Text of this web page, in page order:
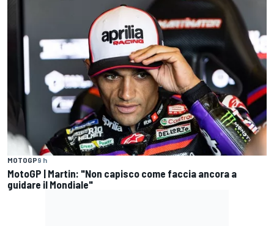
MOTOGP9 h
MotoGP | Martin: "Non capisco come faccia ancora a
guidare il Mondiale"